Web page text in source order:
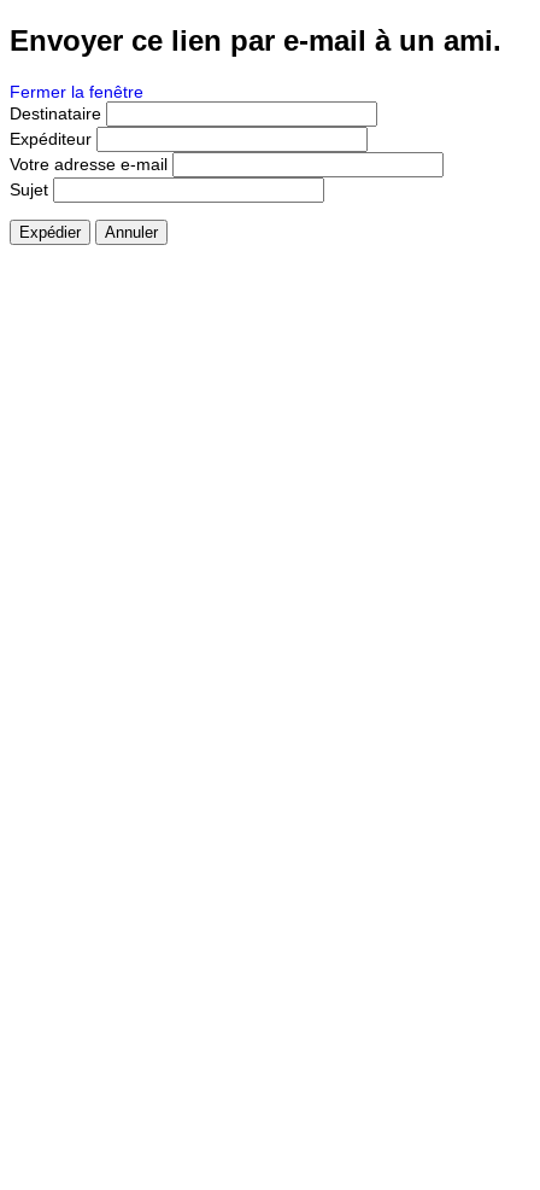
Envoyer ce lien par e-mail à un ami.
Fermer la fenêtre
Destinataire
Expéditeur
Votre adresse e-mail
Sujet
Expédier Annuler